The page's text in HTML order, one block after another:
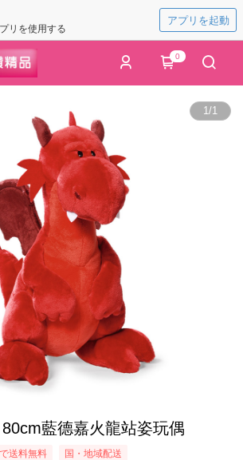
リを使用する
アプリを起動
0
1/1
藍德嘉火龍站姿玩偶
送料無料 国・地域配送